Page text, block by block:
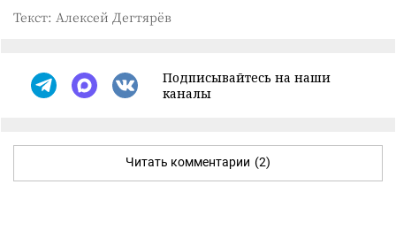
Текст: Алексей Дегтярёв
Подписывайтесь на наши
каналы
Читать комментарии (2)